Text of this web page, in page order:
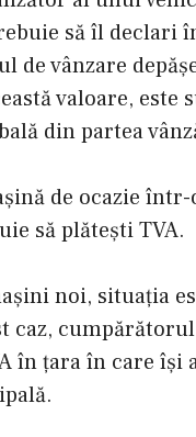
să îl declari
de vânzare
valoare, este
din partea
de ocazie
să plătești TVA.
noi, situația
caz,
în țara în care își